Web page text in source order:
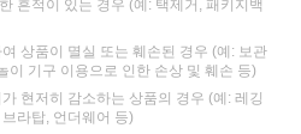
흔적이 있는 경우 (예: 택제거, 패키지백
상품이 멸실 또는 훼손된 경우 (예: 보관
이 기구 이용으로 인한 손상 및 훼손 등)
현저히 감소하는 상품의 경우 (예: 레깅
라탑, 언더웨어 등)